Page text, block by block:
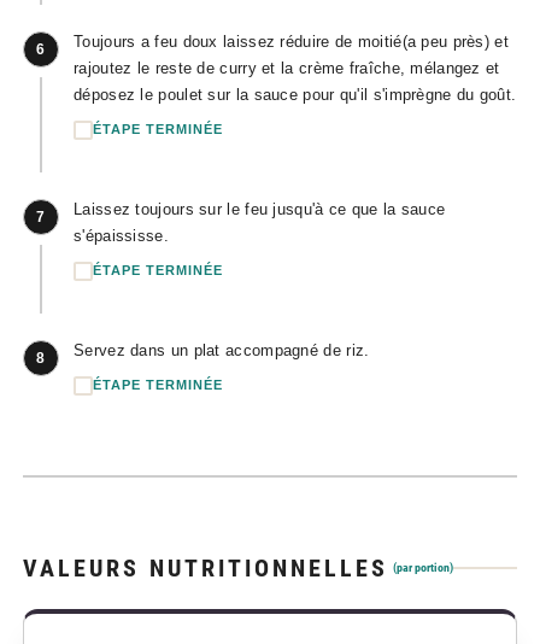
6
Toujours a feu doux laissez réduire de moitié(a peu près) et
rajoutez le reste de curry et la crème fraîche, mélangez et
déposez le poulet sur la sauce pour qu'il s'imprègne du goût.
ÉTAPE TERMINÉE
7
Laissez toujours sur le feu jusqu'à ce que la sauce
s'épaississe.
ÉTAPE TERMINÉE
8 Servez dans un plat accompagné de riz.
ÉTAPE TERMINÉE
VALEURS NUTRITIONNELLES (par portion)